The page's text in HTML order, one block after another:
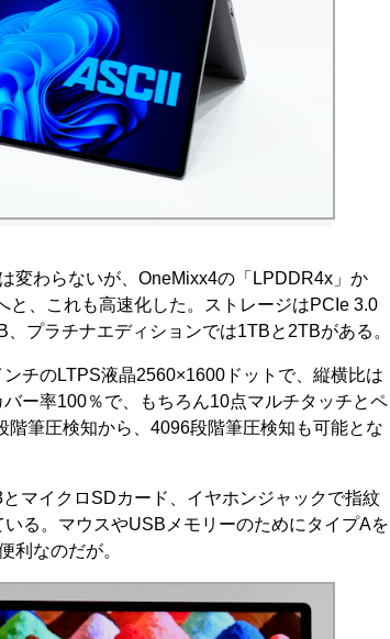
変わらないが、OneMixx4の「LPDDR4x」か
と、これも高速化した。ストレージはPCIe 3.0
プラチナエディションでは1TBと2TBがある。
チのLTPS液晶2560×1600ドットで、縦横比は
ー率100％で、もちろん10点マルチタッチとペ
階筆圧検知から、4096段階筆圧検知も可能とな
マイクロSDカード、イヤホンジャックで指紋
る。マウスやUSBメモリーのためにタイプAを
利なのだが。